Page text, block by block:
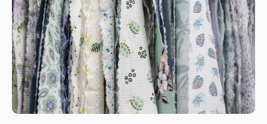
Tessuti Eco-Sostenibili